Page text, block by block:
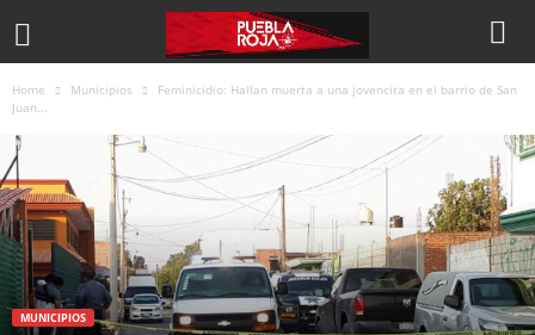
Home Municipios
Feminicidio: Hallan muerta a una jovencita en el barrio de San
Juan...
MUNICIPIOS